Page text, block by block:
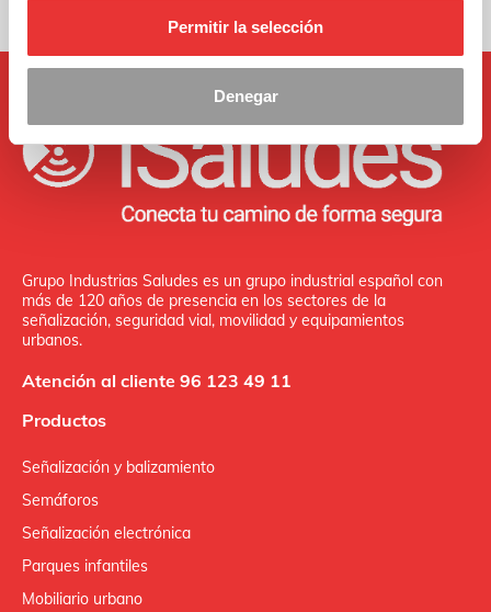
Permitir la selección
Denegar
Grupo Industrias Saludes es un grupo industrial español con
más de 120 años de presencia en los sectores de la
señalización, seguridad vial, movilidad y equipamientos
urbanos.
Atención al cliente 96 123 49 11
Productos
Señalización y balizamiento
Semáforos
Señalización electrónica
Parques infantiles
Mobiliario urbano